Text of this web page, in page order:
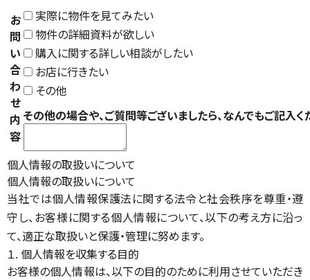
お
問
い
合
わ
せ
内
容
実際に物件を見てみたい
物件の詳細資料が欲しい
購入に関する詳しい相談がしたい
お店に行きたい
その他
その他の場合や、ご質問等ございましたら、なんでもご記入く
個人情報の取扱いについて
個人情報の取扱いについて
当社では個人情報保護法に関する法令と社会秩序を尊重・遵
守し、お客様に関する個人情報について、以下の考え方に沿っ
て、適正な取扱いと保護・管理に努めます。
１. 個人情報を収集する目的
お客様の個人情報は、以下の目的のために利用させていただき